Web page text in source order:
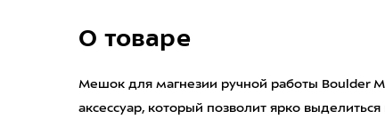
О товаре
Мешок для магнезии ручной работы Boulder
аксессуар, который позволит ярко